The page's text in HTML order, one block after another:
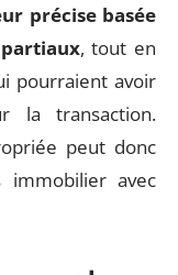
précise basée
, tout en
pourraient avoir
la transaction.
peut donc
immobilier avec